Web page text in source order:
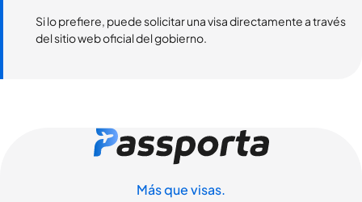
Si lo prefiere, puede solicitar una visa directamente a través
del sitio web oficial del gobierno.
Más que visas.